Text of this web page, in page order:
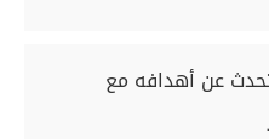
عن أهدافه مع